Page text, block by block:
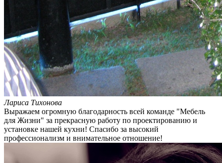
Лариса Тихонова
Выражаем огромную благодарность всей команде "Мебель
для Жизни" за прекрасную работу по проектированию и
установке нашей кухни! Спасибо за высокий
профессионализм и внимательное отношение!